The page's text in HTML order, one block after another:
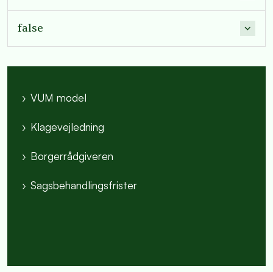
false
VUM model
Klagevejledning
Borgerrådgiveren
Sagsbehandlingsfrister